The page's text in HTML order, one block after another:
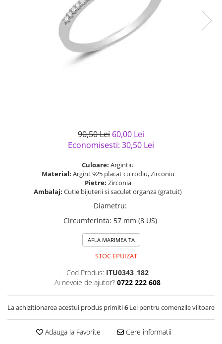
Bijuterii argint placat cu aur
Bijuterii argint cu diverse
Bijuterii gotice si rock
Bijuterii Handmade
Solutii si lavete de curatare
90,50 Lei 60,00 Lei
Economisesti: 30,50 Lei
Culoare: Argintiu
Material: Argint 925 placat cu rodiu, Zirconiu
Pietre: Zirconia
Ambalaj: Cutie bijuterii si saculet organza (gratuit)
Diametru:
Circumferinta: 57 mm (8 US)
AFLA MARIMEA TA
STOC EPUIZAT
Cod Produs: ITU0343_182
Ai nevoie de ajutor? 0722 222 608
La achizitionarea acestui produs primiti6 Lei pentru comenzile viitoare
Adauga la Favorite Cere informatii